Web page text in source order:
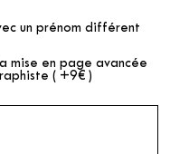
un prénom différent
mise en page avancée
( +9€ )